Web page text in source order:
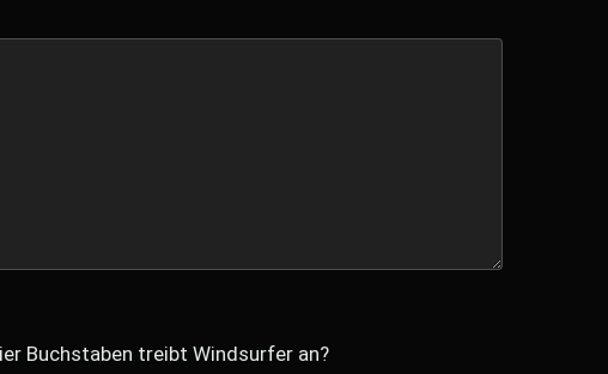
Buchstaben treibt Windsurfer an?